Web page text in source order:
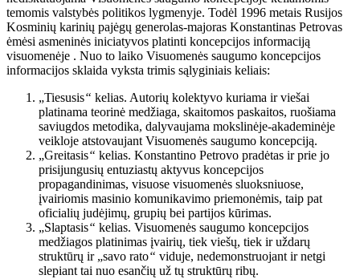
temomis valstybės politikos lygmenyje. Todėl 1996 metais Rusijos
Kosminių karinių pajėgų generolas-majoras Konstantinas Petrovas
ėmėsi asmeninės iniciatyvos platinti koncepcijos informaciją
visuomenėje . Nuo to laiko Visuomenės saugumo koncepcijos
informacijos sklaida vyksta trimis sąlyginiais keliais:
„Tiesusis“ kelias. Autorių kolektyvo kuriama ir viešai
platinama teorinė medžiaga, skaitomos paskaitos, ruošiama
saviugdos metodika, dalyvaujama mokslinėje-akademinėje
veikloje atstovaujant Visuomenės saugumo koncepciją.
„Greitasis“ kelias. Konstantino Petrovo pradėtas ir prie jo
prisijungusių entuziastų aktyvus koncepcijos
propagandinimas, visuose visuomenės sluoksniuose,
įvairiomis masinio komunikavimo priemonėmis, taip pat
oficialių judėjimų, grupių bei partijos kūrimas.
„Slaptasis“ kelias. Visuomenės saugumo koncepcijos
medžiagos platinimas įvairių, tiek viešų, tiek ir uždarų
struktūrų ir „savo rato“ viduje, nedemonstruojant ir netgi
slepiant tai nuo esančių už tų struktūrų ribų.